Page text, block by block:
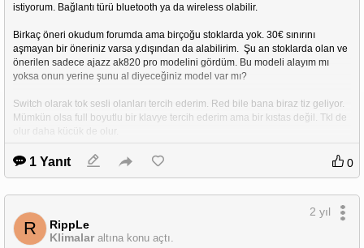
istiyorum. Bağlantı türü bluetooth ya da wireless olabilir.
Birkaç öneri okudum forumda ama birçoğu stoklarda yok. 30€ sınırını
aşmayan bir öneriniz varsa y.dışından da alabilirim.  Şu an stoklarda olan ve
önerilen sadece ajazz ak820 pro modelini gördüm. Bu modeli alayım mı
yoksa onun yerine şunu al diyeceğiniz model var mı?
Switch olarak tok sesli olanları tercih ederim. Red bile bana biraz tiz geliyor.
Mümkün olsa full boyutlu bir klavye tercih ederim ama bir kıstas değil. Tkl de
1 Yanıt 0
R
RippLe
Klimalar altına konu açtı.
2 yıl